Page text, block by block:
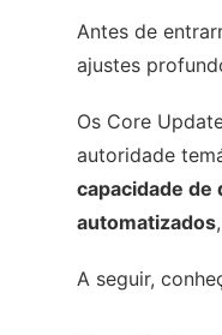
Antes de
ajustes
Os Core
autoridade
capacidade
automatizados
A seguir,